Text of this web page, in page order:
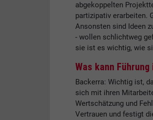
abgekoppelten
partizipativ erarbeiten.
Ansonsten sind Ideen
- wollen schlichtweg
sie ist es wichtig, wie
Was kann
Backerra: Wichtig ist,
sich mit ihren
Wertschätzung und
Vertrauen und festigt